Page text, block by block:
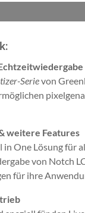
Serievon
weitere Features
One Lösung für
von Notch
für ihre